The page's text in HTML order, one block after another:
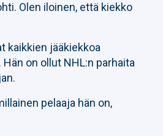
Olen iloinen, että kiekko
kaikkien jääkiekkoa
on ollut NHL:n parhaita
pelaaja hän on,